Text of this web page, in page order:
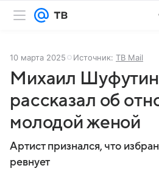
10 марта 2025 Источник: ТВ Mail
Михаил
рассказал об
молодой женой
Артист признался, что
ревнует